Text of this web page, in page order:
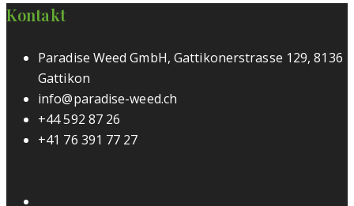
Kontakt
Paradise Weed GmbH, Gattikonerstrasse 129, 8136
Gattikon
info@paradise-weed.ch
+44 592 87 26
+41 76 391 77 27